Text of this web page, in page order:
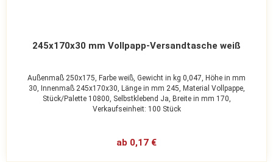
245x170x30 mm Vollpapp-Versandtasche weiß
Außenmaß 250x175, Farbe weiß, Gewicht in kg 0,047, Höhe in mm
30, Innenmaß 245x170x30, Länge in mm 245, Material Vollpappe,
Stück/Palette 10800, Selbstklebend Ja, Breite in mm 170,
Verkaufseinheit: 100 Stück
ab 0,17 €